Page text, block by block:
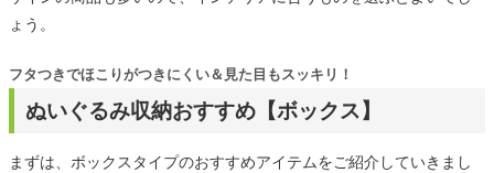
ょう。
ぬいぐるみ収納おすすめ【ボックス】
フタつきでほこりがつきにくい＆見た目もスッキリ！
まずは、ボックスタイプのおすすめアイテムをご紹介していきまし